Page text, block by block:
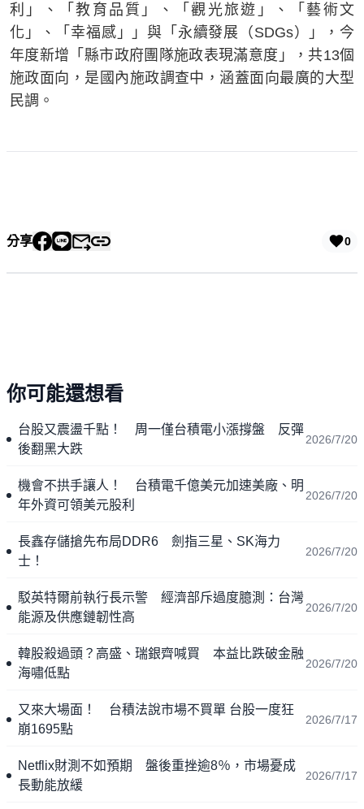
利」、「教育品質」、「觀光旅遊」、「藝術文
化」、「幸福感」」與「永續發展（SDGs）」，今
年度新增「縣市政府團隊施政表現滿意度」，共13個
施政面向，是國內施政調查中，涵蓋面向最廣的大型
民調。
分享 0
你可能還想看
台股又震盪千點！ 周一僅台積電小漲撐盤 反彈
後翻黑大跌
2026/7/20
機會不拱手讓人！ 台積電千億美元加速美廠、明
年外資可領美元股利
2026/7/20
長鑫存儲搶先布局DDR6 劍指三星、SK海力
士！
2026/7/20
駁英特爾前執行長示警 經濟部斥過度臆測：台灣
能源及供應鏈韌性高
2026/7/20
韓股殺過頭？高盛、瑞銀齊喊買 本益比跌破金融
海嘯低點
2026/7/20
又來大場面！ 台積法說市場不買單 台股一度狂
崩1695點
2026/7/17
Netflix財測不如預期 盤後重挫逾8％，市場憂成
長動能放緩
2026/7/17